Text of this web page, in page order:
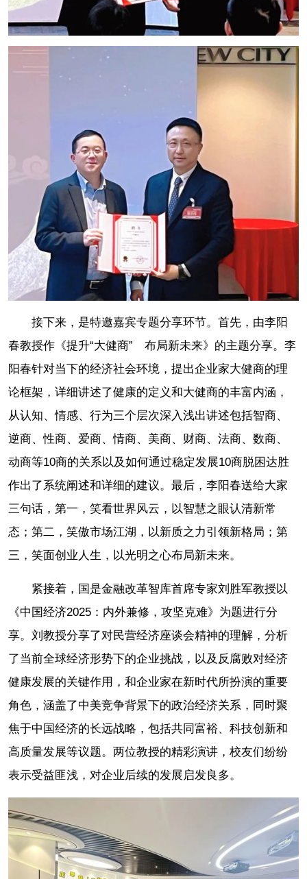
接下来，是特邀嘉宾专题分享环节。首先，由李阳
春教授作《提升“大健商” 布局新未来》的主题分享。李
阳春针对当下的经济社会环境，提出企业家大健商的理
论框架，详细讲述了健康的定义和大健商的丰富内涵，
从认知、情感、行为三个层次深入浅出讲述包括智商、
逆商、性商、爱商、情商、美商、财商、法商、数商、
动商等10商的关系以及如何通过稳定发展10商脱困达胜
作出了系统阐述和详细的建议。最后，李阳春送给大家
三句话，第一，笑看世界风云，以智慧之眼认清新常
态；第二，笑傲市场江湖，以新质之力引领新格局；第
三，笑面创业人生，以光明之心布局新未来。
紧接着，国是金融改革智库首席专家刘胜军教授以
《中国经济2025：内外兼修，攻坚克难》为题进行分
享。刘教授分享了对民营经济座谈会精神的理解，分析
了当前全球经济形势下的企业挑战，以及反腐败对经济
健康发展的关键作用，和企业家在新时代所扮演的重要
角色，涵盖了中美竞争背景下的政治经济关系，同时聚
焦于中国经济的长远战略，包括共同富裕、科技创新和
高质量发展等议题。两位教授的精彩演讲，校友们纷纷
表示受益匪浅，对企业后续的发展启发良多。